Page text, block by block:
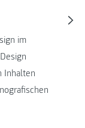
im
Inhalten